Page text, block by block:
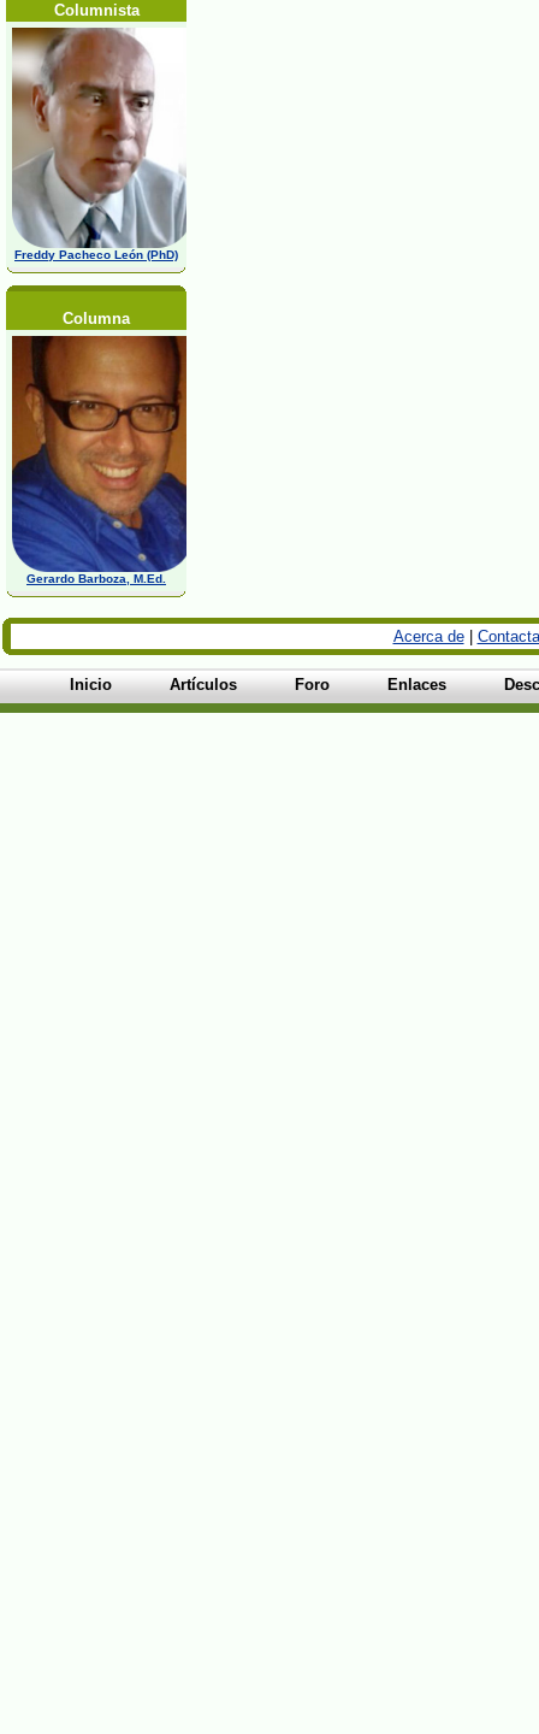
Columnista
Freddy Pacheco León (PhD)
Columna
Gerardo Barboza, M.Ed.
Acerca de|
Inicio Artículos Foro Enlaces